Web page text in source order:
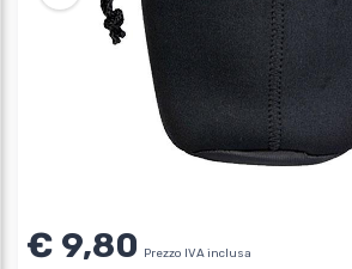
€ 9,80 Prezzo IVA inclusa